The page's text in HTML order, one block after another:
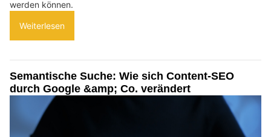
werden können.
Weiterlesen
Semantische Suche: Wie sich Content-SEO
durch Google &amp; Co. verändert